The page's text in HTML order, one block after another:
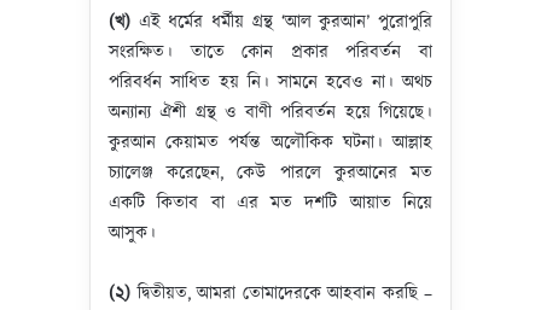
(খ) এই ধর্মের ধর্মীয় গ্রন্থ ‘আল কুরআন’ পুরোপুরি
সংরক্ষিত। তাতে কোন প্রকার পরিবর্তন বা
পরিবর্ধন সাধিত হয় নি। সামনে হবেও না। অথচ
অন্যান্য ঐশী গ্রন্থ ও বাণী পরিবর্তন হয়ে গিয়েছে।
কুরআন কেয়ামত পর্যন্ত অলৌকিক ঘটনা। আল্লাহ
চ্যালেঞ্জ করেছেন, কেউ পারলে কুরআনের মত
একটি কিতাব বা এর মত দশটি আয়াত নিয়ে
আসুক।
(২) দ্বিতীয়ত, আমরা তোমাদেরকে আহবান করছি –